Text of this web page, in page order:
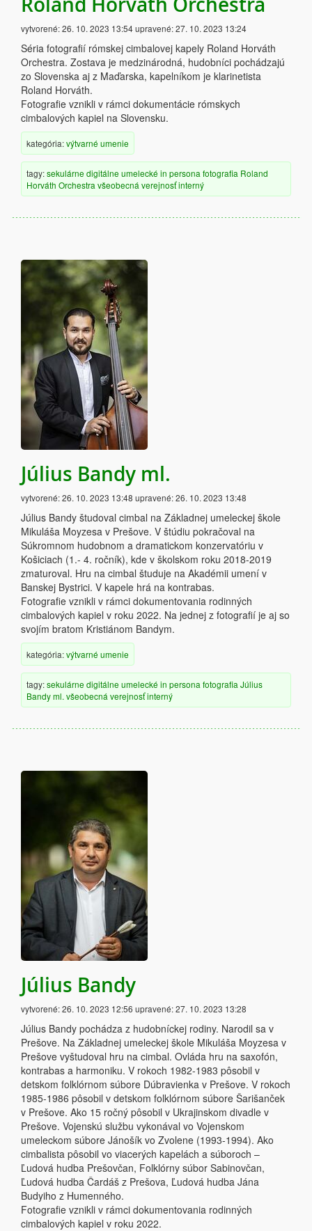
vytvorené:26. 10. 2023 13:54upravené:27. 10. 2023 13:24
Séria fotografií rómskej cimbalovej kapely Roland Horváth
Orchestra. Zostava je medzinárodná, hudobníci pochádzajú
zo Slovenska aj z Maďarska, kapelníkom je klarinetista
Roland Horváth.
Fotografie vznikli v rámci dokumentácie rómskych
cimbalových kapiel na Slovensku.
kategória:výtvarné umenie
tagy:sekulárne digitálne umelecké in persona fotografia Roland
Horváth Orchestra všeobecná verejnosťinterný
Július Bandy ml.
vytvorené:26. 10. 2023 13:48 upravené:26. 10. 2023 13:48
Július Bandy študoval cimbal na Základnej umeleckej škole
Mikuláša Moyzesa v Prešove. V štúdiu pokračoval na
Súkromnom hudobnom a dramatickom konzervatóriu v
Košiciach (1.- 4. ročník), kde v školskom roku 2018-2019
zmaturoval. Hru na cimbal študuje na Akadémii umení v
Banskej Bystrici. V kapele hrá na kontrabas.
Fotografie vznikli v rámci dokumentovania rodinných
cimbalových kapiel v roku 2022. Na jednej z fotografií je aj so
svojím bratom Kristiánom Bandym.
kategória:výtvarné umenie
tagy:sekulárne digitálne umelecké in persona fotografia Július
Bandy ml. všeobecná verejnosťinterný
Július Bandy
vytvorené:26. 10. 2023 12:56 upravené:27. 10. 2023 13:28
Július Bandy pochádza z hudobníckej rodiny. Narodil sa v
Prešove. Na Základnej umeleckej škole Mikuláša Moyzesa v
Prešove vyštudoval hru na cimbal. Ovláda hru na saxofón,
kontrabas a harmoniku. V rokoch 1982-1983 pôsobil v
detskom folklórnom súbore Dúbravienka v Prešove. V rokoch
1985-1986 pôsobil v detskom folklórnom súbore Šarišanček
v Prešove. Ako 15 ročný pôsobil v Ukrajinskom divadle v
Prešove. Vojenskú službu vykonával vo Vojenskom
umeleckom súbore Jánošík vo Zvolene (1993-1994). Ako
cimbalista pôsobil vo viacerých kapelách a súboroch –
Ľudová hudba Prešovčan, Folklórny súbor Sabinovčan,
Ľudová hudba Čardáš z Prešova, Ľudová hudba Jána
Budyiho z Humenného.
Fotografie vznikli v rámci dokumentovania rodinných
cimbalových kapiel v roku 2022.